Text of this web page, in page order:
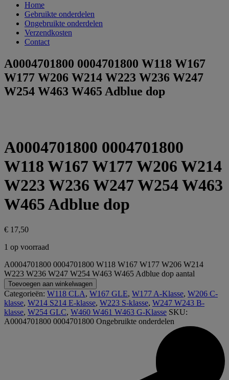
Home
Gebruikte onderdelen
Ongebruikte onderdelen
Verzendkosten
Contact
A0004701800 0004701800 W118 W167
W177 W206 W214 W223 W236 W247
W254 W463 W465 Adblue dop
A0004701800 0004701800
W118 W167 W177 W206 W214
W223 W236 W247 W254 W463
W465 Adblue dop
€ 17,50
1 op voorraad
A0004701800 0004701800 W118 W167 W177 W206 W214
W223 W236 W247 W254 W463 W465 Adblue dop aantal
Toevoegen aan winkelwagen
Categorieën: W118 CLA, W167 GLE, W177 A-Klasse, W206 C-
klasse, W214 S214 E-klasse, W223 S-klasse, W247 W243 B-
klasse, W254 GLC, W460 W461 W463 G-Klasse SKU:
A0004701800 0004701800 Ongebruikte onderdelen